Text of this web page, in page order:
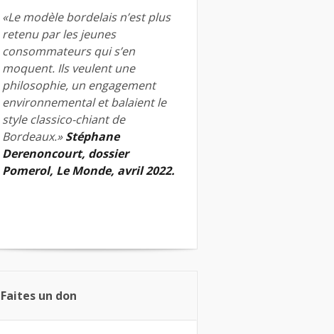
«Le modèle bordelais n’est plus
retenu par les jeunes
consommateurs qui s’en
moquent. Ils veulent une
philosophie, un engagement
environnemental et balaient le
style classico-chiant de
Bordeaux.»Stéphane
Derenoncourt, dossier
Pomerol, Le Monde, avril 2022.
Faites un don